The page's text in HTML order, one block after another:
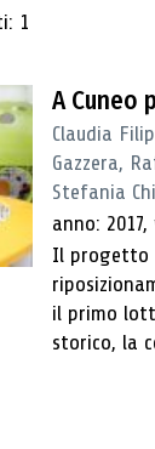
di
1
A Cuneo
Claudia
Gazzera,
Stefania
anno:
Il progetto
il primo
storico, la